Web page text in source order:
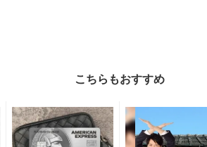
こちらもおすすめ